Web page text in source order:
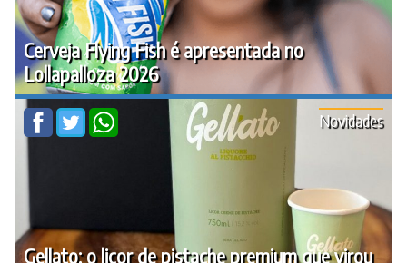
Cerveja Flying Fish é apresentada no
Lollapalloza 2026
Gellato: o licor de pistache premium que virou
Novidades